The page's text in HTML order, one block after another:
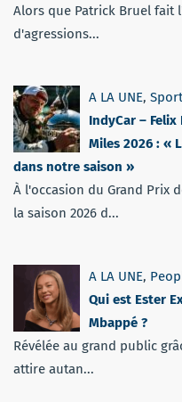
Alors que Patrick Bruel fait
d'agressions...
A LA UNE, Sport
IndyCar –
Miles 2026 : «
dans notre saison »
À l'occasion du Grand Prix
la saison 2026 d...
A LA UNE,
Qui est Ester
Mbappé ?
Révélée au grand public
attire autan...